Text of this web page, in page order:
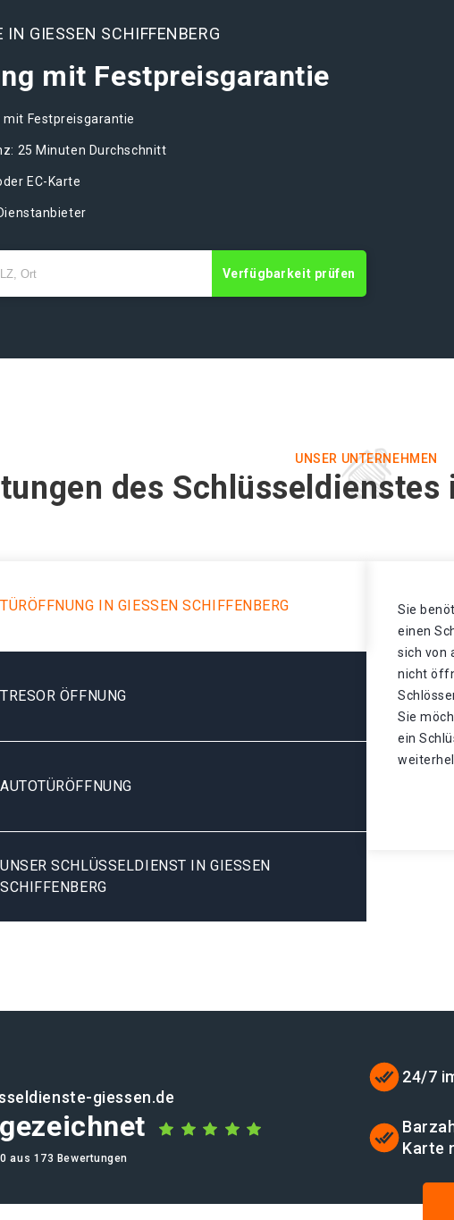
IN GIESSEN SCHIFFENBERG
mit Festpreisgarantie
Festpreisgarantie
25 Minuten Durchschnitt
EC-Karte
Verfügbarkeit prüfen
UNSER UNTERNEHMEN
des
TÜRÖFFNUNG IN GIESSEN SCHIFFENBERG
TRESOR ÖFFNUNG
AUTOTÜRÖFFNUNG
UNSER SCHLÜSSELDIENST IN GIESSEN S
CHIFFENBERG
Sie
einen
sich von
nicht
Sie
ein
giessen.de
aus 173 Bewertungen
24/7
Karte